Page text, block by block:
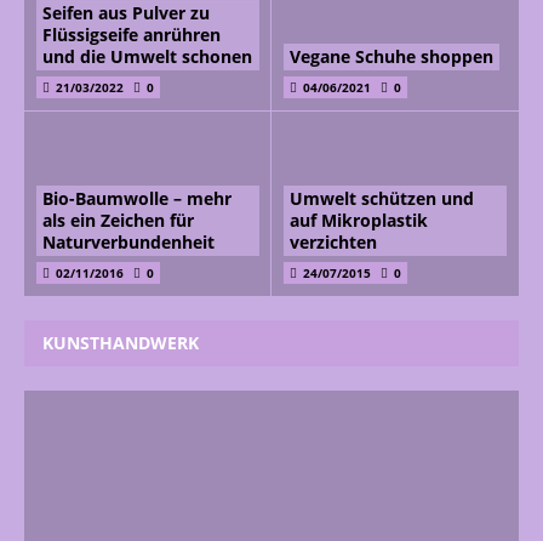
Seifen aus Pulver zu
Flüssigseife anrühren
und die Umwelt schonen
21/03/2022 0
Vegane Schuhe shoppen
04/06/2021 0
Bio-Baumwolle – mehr
als ein Zeichen für
Naturverbundenheit
02/11/2016 0
Umwelt schützen und
auf Mikroplastik
verzichten
24/07/2015 0
KUNSTHANDWERK